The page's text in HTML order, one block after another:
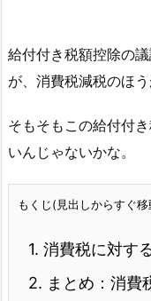
給付付き税額控除の
が、消費税減税のほ
そもそもこの給付付
いんじゃないかな。
もくじ(見出しからすぐ
1. 消費税に対す
2. まとめ：消費